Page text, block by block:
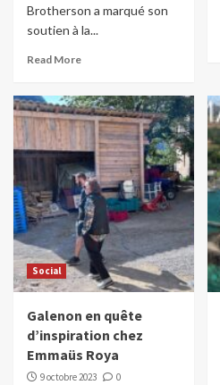
Brotherson a marqué son
soutien à la...
Read More
Social
Galenon en quête
d’inspiration chez
Emmaüs Roya
9 octobre 2023 0